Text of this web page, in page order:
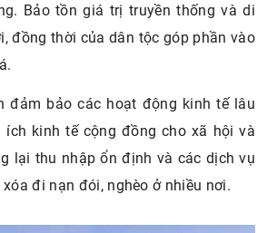
Bảo tồn giá trị truyền thống và di
đồng thời của dân tộc góp phần vào
đảm bảo các hoạt động kinh tế lâu
kinh tế cộng đồng cho xã hội và
lại thu nhập ổn định và các dịch vụ
đi nạn đói, nghèo ở nhiều nơi.